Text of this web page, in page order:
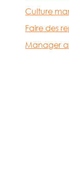
Culture
Faire des
Manager